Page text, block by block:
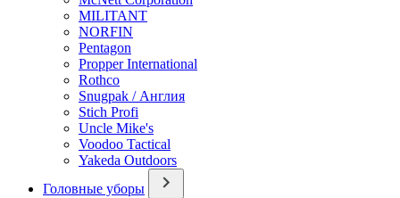
MILITANT
NORFIN
Pentagon
Propper International
Rothco
Snugpak / Англия
Stich Profi
Uncle Mike's
Voodoo Tactical
Yakeda Outdoors
Головные уборы